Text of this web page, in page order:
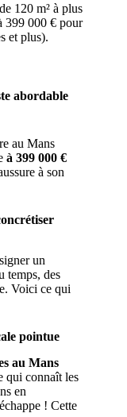
120 m² à plus
399 000 € pour
et plus).
abordable
au Mans
à 399 000 €
à son
un
temps, des
Voici ce qui
pointue
au Mans
qui connaît les
en
! Cette